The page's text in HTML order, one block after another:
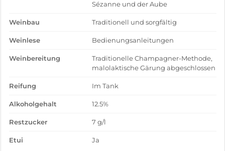
Sézanne und der Aube
Weinbau Traditionell und sorgfältig
Weinlese Bedienungsanleitungen
Weinbereitung
Traditionelle Champagner-Methode,
malolaktische Gärung abgeschlossen
Reifung Im Tank
Alkoholgehalt 12.5%
Restzucker 7 g/l
Etui Ja